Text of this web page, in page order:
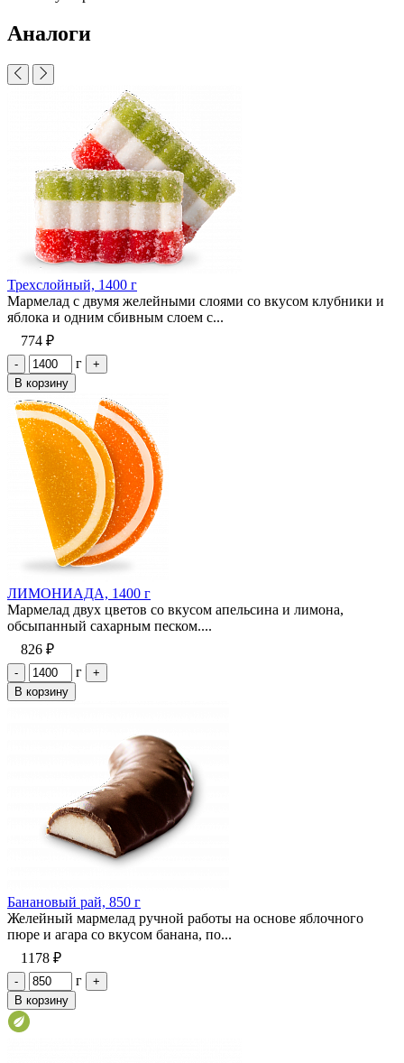
Аналоги
Трехслойный, 1400 г
Мармелад с двумя желейными слоями со вкусом клубники и
яблока и одним сбивным слоем с...
774 ₽
- г
+
В корзину
ЛИМОНИАДА, 1400 г
Мармелад двух цветов со вкусом апельсина и лимона,
обсыпанный сахарным песком....
826 ₽
- г
+
В корзину
Банановый рай, 850 г
Желейный мармелад ручной работы на основе яблочного
пюре и агара со вкусом банана, по...
1178 ₽
- г
+
В корзину